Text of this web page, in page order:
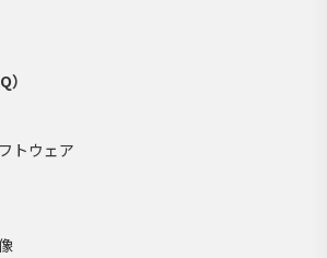
トウェア